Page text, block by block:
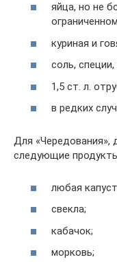
яйца, но не
куриная и
соль,
1,5 ст. л.
в редких
Для «Чередования»,
следующие
любая
свекла;
кабачок;
морковь;